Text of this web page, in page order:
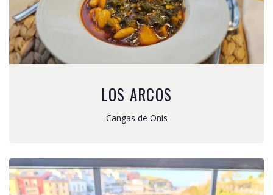
LOS ARCOS
Cangas de Onís